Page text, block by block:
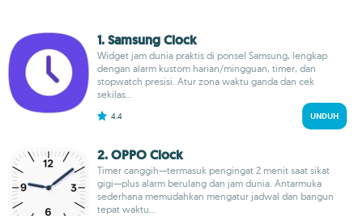
1. Samsung Clock
Widget jam dunia praktis di ponsel Samsung, lengkap
dengan alarm kustom harian/mingguan, timer, dan
stopwatch presisi. Atur zona waktu ganda dan cek
sekilas...
4.4 UNDUH
2. OPPO Clock
Timer canggih—termasuk pengingat 2 menit saat sikat
gigi—plus alarm berulang dan jam dunia. Antarmuka
sederhana memudahkan mengatur jadwal dan bangun
tepat waktu...